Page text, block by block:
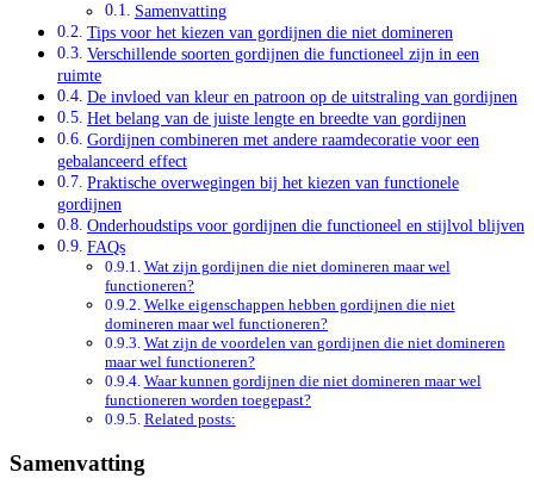
Samenvatting
Tips voor het kiezen van gordijnen die niet domineren
Verschillende soorten gordijnen die functioneel zijn in een
ruimte
De invloed van kleur en patroon op de uitstraling van gordijnen
Het belang van de juiste lengte en breedte van gordijnen
Gordijnen combineren met andere raamdecoratie voor een
gebalanceerd effect
Praktische overwegingen bij het kiezen van functionele
gordijnen
Onderhoudstips voor gordijnen die functioneel en stijlvol blijven
FAQs
Wat zijn gordijnen die niet domineren maar wel
functioneren?
Welke eigenschappen hebben gordijnen die niet
domineren maar wel functioneren?
Wat zijn de voordelen van gordijnen die niet domineren
maar wel functioneren?
Waar kunnen gordijnen die niet domineren maar wel
functioneren worden toegepast?
Related posts:
Samenvatting